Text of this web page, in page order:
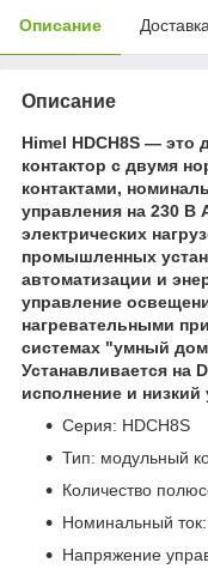
Описание Доставка
Описание
Himel HDCH8S —
контактор с двумя
контактами,
управления на 230 В
электрических
промышленных
автоматизации и
управление
нагревательными
системах "умный
Устанавливается на
исполнение и
Серия: HDCH8S
Тип: модульный
Количество
Номинальный
Напряжение